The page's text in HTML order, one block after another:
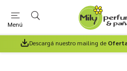
Menú
Descargá nuestro mailing de